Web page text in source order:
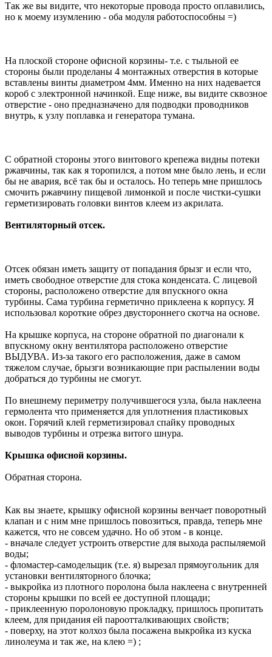
Так же вы видите, что некоторые провода просто оплавились,
но к моему изумлению - оба модуля работоспособны =)
На плоской стороне офисной корзины- т.е. с тыльной ее
стороны были проделаны 4 монтажных отверстия в которые
вставлены винты диаметром 4мм. Именно на них надевается
короб с электронной начинкой. Еще ниже, вы видите сквозное
отверстие - оно предназначено для подводки проводников
внутрь, к узлу поплавка и генератора тумана.
С обратной стороны этого винтового крепежа видны потеки
ржавчины, так как я торопился, а потом мне было лень, и если
бы не авария, всё так бы и осталось. Но теперь мне пришлось
смочить ржавчину пищевой лимонкой и после чистки-сушки
герметизировать головки винтов клеем из акрилата.
Вентиляторный отсек.
Отсек обязан иметь защиту от попадания брызг и если что,
иметь свободное отверстие для стока конденсата. С лицевой
стороны, расположено отверстие для впускного окна
турбины. Сама турбина герметично приклеена к корпусу. Я
использовал короткие обрез двустороннего скотча на основе.
На крышке корпуса, на стороне обратной по диагонали к
впускному окну вентилятора расположено отверстие
ВЫДУВА. Из-за такого его расположения, даже в самом
тяжелом случае, брызги возникающие при распылении воды
добраться до турбины не смогут.
По внешнему периметру получившегося узла, была наклеена
гермолента что применяется для уплотнения пластиковых
окон. Горячий клей герметизировал спайку проводных
выводов турбины и отрезка витого шнура.
Крышка офисной корзины.
Обратная сторона.
Как вы знаете, крышку офисной корзины венчает поворотный
клапан и с ним мне пришлось повозиться, правда, теперь мне
кажется, что не совсем удачно. Но об этом - в конце.
- вначале следует устроить отверстие для выхода распыляемой
воды;
- фломастер-самодельщик (т.е. я) вырезал прямоугольник для
установки вентиляторного блочка;
- выкройка из плотного поролона была наклеена с внутренней
стороны крышки по всей ее доступной площади;
- приклеенную поролоновую прокладку, пришлось пропитать
клеем, для придания ей пароотталкивающих свойств;
- поверху, на этот колхоз была посажена выкройка из куска
линолеума и так же, на клею =) ;